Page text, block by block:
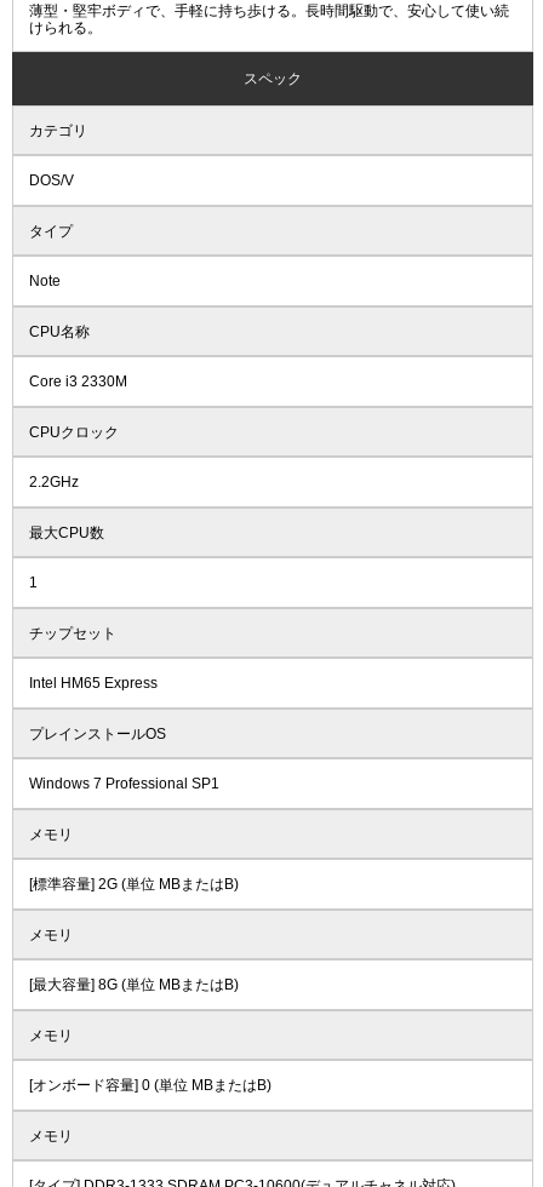
薄型・堅牢ボディで、手軽に持ち歩ける。長時間駆動で、安心して使い続
けられる。
スペック
カテゴリ
DOS/V
タイプ
Note
CPU名称
Core i3 2330M
CPUクロック
2.2GHz
最大CPU数
1
チップセット
Intel HM65 Express
プレインストールOS
Windows 7 Professional SP1
メモリ
[標準容量] 2G (単位 MBまたはB)
メモリ
[最大容量] 8G (単位 MBまたはB)
メモリ
[オンボード容量] 0 (単位 MBまたはB)
メモリ